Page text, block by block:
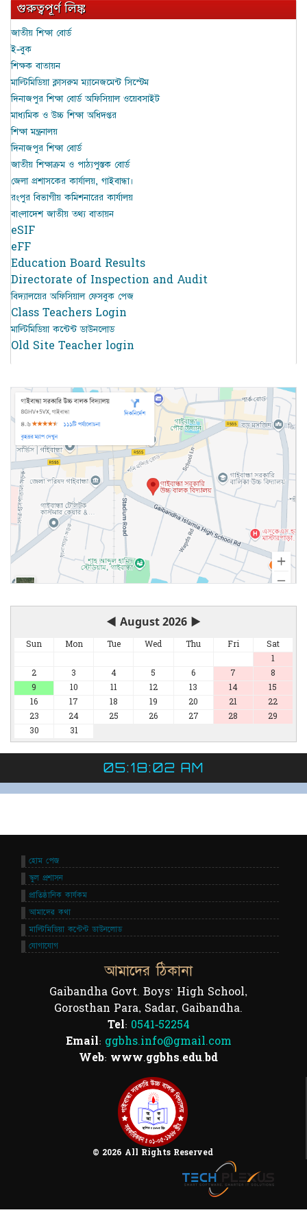
গুরুত্বপূর্ণ লিঙ্ক
জাতীয় শিক্ষা বোর্ড
ই-বুক
শিক্ষক বাতায়ন
মাল্টিমিডিয়া ক্লাসরুম ম্যানেজমেন্ট সিস্টেম
দিনাজপুর শিক্ষা বোর্ড অফিসিয়াল ওয়েবসাইট
মাধ্যমিক ও উচ্চ শিক্ষা অধিদপ্তর
শিক্ষা মন্ত্রনালয়
দিনাজপুর শিক্ষা বোর্ড
জাতীয় শিক্ষাক্রম ও পাঠ্যপুস্তক বোর্ড
জেলা প্রশাসকের কার্যালয়, গাইবান্ধা।
রংপুর বিভাগীয় কমিশনারের কার্যালয়
বাংলাদেশ জাতীয় তথ্য বাতায়ন
eSIF
eFF
Education Board Results
Directorate of Inspection and Audit
বিদ্যালয়ের অফিসিয়াল ফেসবুক পেজ
Class Teachers Login
মাল্টিমিডিয়া কন্টেন্ট ডাউনলোড
Old Site Teacher login
◀ August 2026 ▶
Sun Mon Tue Wed Thu Fri
Sat
1
2
3 4 5 6 7
8
9
10 11 12 13 14
15
16
17 18 19 20 21
22
23
24 25 26 27 28
29
30
31
05:18:02 AM
© 2026 All Rights Reserved
আমাদের ঠিকানা
Gaibandha Govt. Boys' High School,
Gorosthan Para, Sadar, Gaibandha.
Tel: 0541-52254
Email: ggbhs.info@gmail.com
Web: www.ggbhs.edu.bd
হোম পেজ
স্কুল প্রশাসন
প্রাতিষ্ঠানিক কার্যকম
আমাদের কথা
মাল্টিমিডিয়া কন্টেন্ট ডাউনলোড
যোগাযোগ